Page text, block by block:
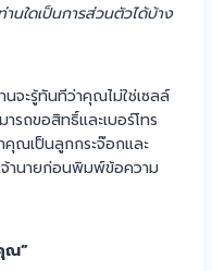
นใดเป็นการส่วนตัวได้บ้าง
จะรู้ทันทีว่าคุณไม่ใช่เซลล์
ถขอสิทธิ์และเบอร์โทร
คุณเป็นลูกกระจ๊อกและ
จ้านายก่อนพิมพ์ข้อความ
ณ”